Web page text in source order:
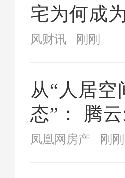
“中介的中
操作的？
“一套房源
宅为何成
选项”？
风财讯 刚刚
从“人居空
态”： 腾云筑科3T战略无
锡首发，
凤凰网房产 刚刚